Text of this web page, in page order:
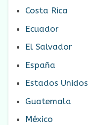
Costa Rica
Ecuador
El Salvador
España
Estados Unidos
Guatemala
México